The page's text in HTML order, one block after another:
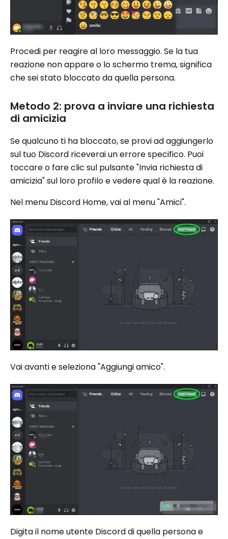
Procedi per reagire al loro messaggio. Se la tua
reazione non appare o lo schermo trema, significa
che sei stato bloccato da quella persona.
Metodo 2: prova a inviare una richiesta
di amicizia
Se qualcuno ti ha bloccato, se provi ad aggiungerlo
sul tuo Discord riceverai un errore specifico. Puoi
toccare o fare clic sul pulsante "Invia richiesta di
amicizia" sul loro profilo e vedere qual è la reazione.
Nel menu Discord Home, vai al menu "Amici".
Vai avanti e seleziona "Aggiungi amico".
Digita il nome utente Discord di quella persona e